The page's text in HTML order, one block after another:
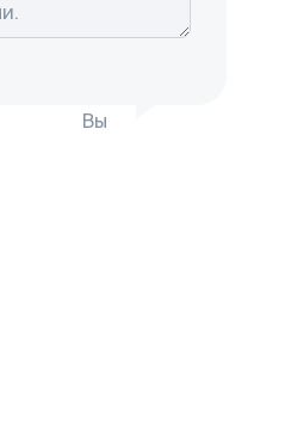
Вы